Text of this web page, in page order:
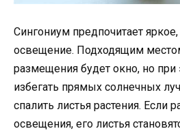
Сингониум предпочитает
освещение. Подходящим
размещения будет окно, но при
избегать прямых солнечных
спалить листья растения. Если
освещения, его листья